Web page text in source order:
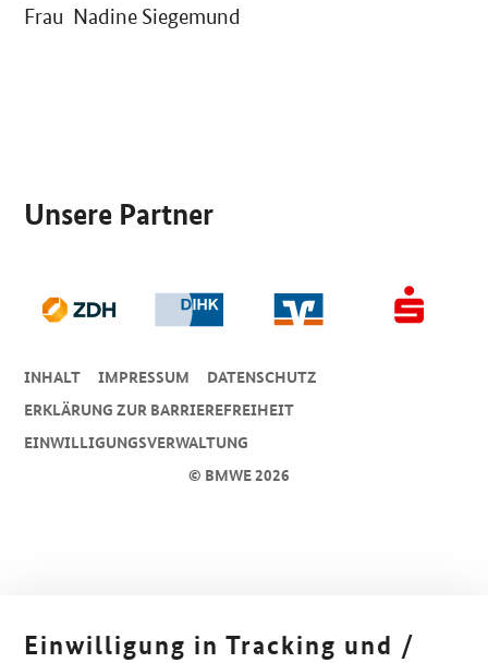
Frau Nadine Siegemund
Unsere Partner
© BMWE 2026
INHALT IMPRESSUM
DA­TEN­SCHUTZ
ERKLÄRUNG ZUR BARRIEREFREIHEIT
EINWILLIGUNGSVERWALTUNG
Einwilligung in Tracking und /